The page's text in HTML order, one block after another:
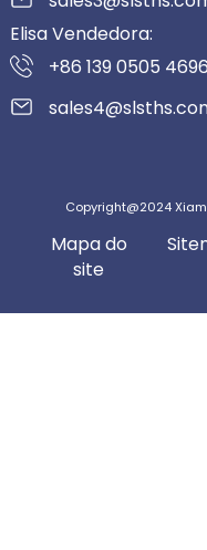
Elisa Vendedora:
+86 139 0505 4696
Copyright@2024
Mapa do
site